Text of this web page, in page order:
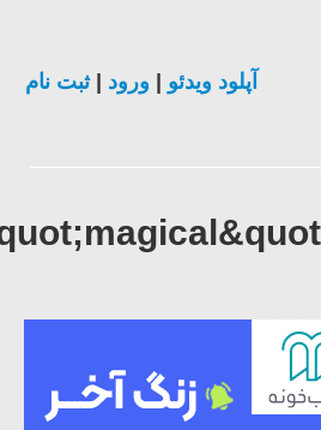
آپلود ویدئو| ورود| ثبت نام